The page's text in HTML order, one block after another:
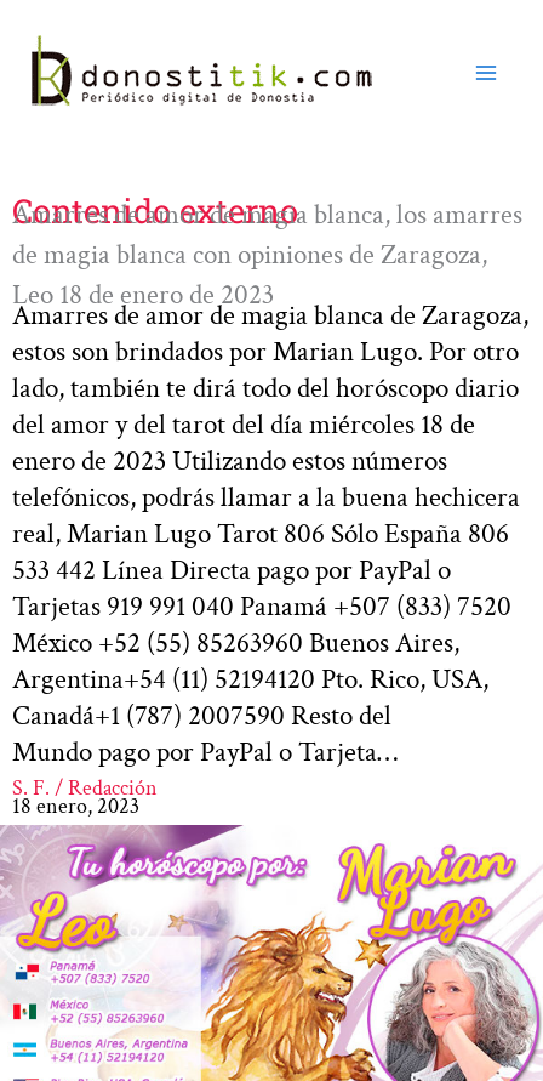
contenido
Contenido externo
Amarres de amor de magia blanca, los amarres
de magia blanca con opiniones de Zaragoza,
Leo 18 de enero de 2023
Amarres de amor de magia blanca de Zaragoza,
estos son brindados por Marian Lugo. Por otro
lado, también te dirá todo del horóscopo diario
del amor y del tarot del día miércoles 18 de
enero de 2023 Utilizando estos números
telefónicos, podrás llamar a la buena hechicera
real, Marian Lugo Tarot 806 Sólo España 806
533 442 Línea Directa pago por PayPal o
Tarjetas 919 991 040 Panamá +507 (833) 7520
México +52 (55) 85263960 Buenos Aires,
Argentina+54 (11) 52194120 Pto. Rico, USA,
Canadá+1 (787) 2007590 Resto del
Mundo pago por PayPal o Tarjeta…
S. F. / Redacción
18 enero, 2023